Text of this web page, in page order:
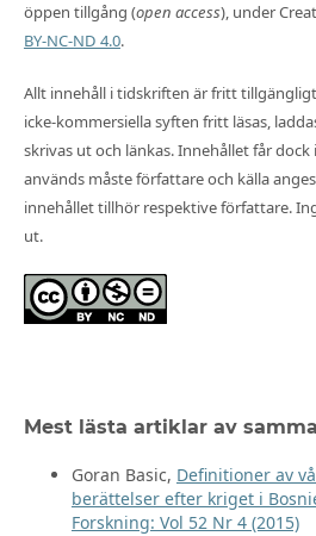
öppen tillgång (open access), under
BY-NC-ND 4.0.
Allt innehåll i tidskriften är fritt
icke-kommersiella syften fritt läsas,
skrivas ut och länkas. Innehållet får
används måste författare och källa
innehållet tillhör respektive författare.
ut.
Mest lästa artiklar av
Goran Basic, Definitioner av
berättelser efter kriget i
Forskning: Vol 52 Nr 4 (2015)